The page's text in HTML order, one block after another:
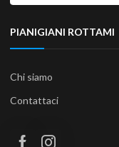
PIANIGIANI ROTTAMI
Chi siamo
Contattaci